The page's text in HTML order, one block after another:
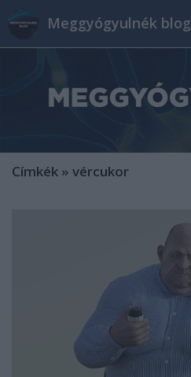
Meggyógyulnék blog
Címkék » vércukor